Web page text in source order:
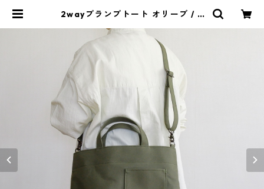
2wayプランプトート オリーブ / 8
し変わったかたちの帆布かばん